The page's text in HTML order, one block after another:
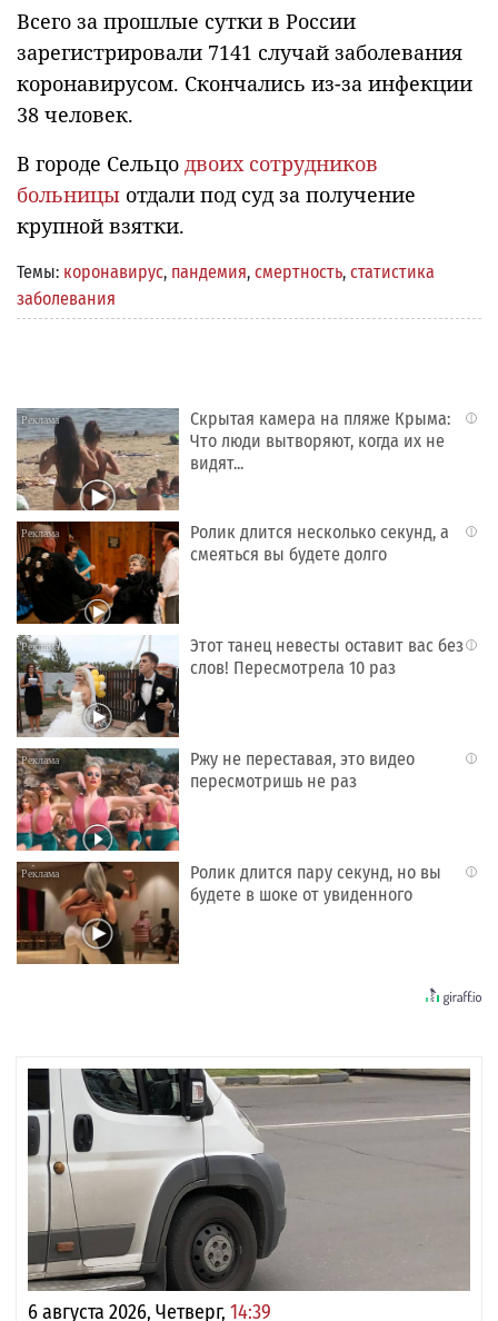
Всего за прошлые сутки в России
зарегистрировали 7141 случай заболевания
коронавирусом. Скончались из-за инфекции
38 человек.
В городе Сельцо двоих сотрудников
больницы отдали под суд за получение
крупной взятки.
Темы: коронавирус, пандемия, смертность, статистика
заболевания
i
Скрытая камера на пляже Крыма:
Что люди вытворяют, когда их не
видят...
i
Ролик длится несколько секунд, а
смеяться вы будете долго
i
Этот танец невесты оставит вас без
слов! Пересмотрела 10 раз
i
Ржу не переставая, это видео
пересмотришь не раз
i
Ролик длится пару секунд, но вы
будете в шоке от увиденного
6 августа 2026, Четверг, 14:39